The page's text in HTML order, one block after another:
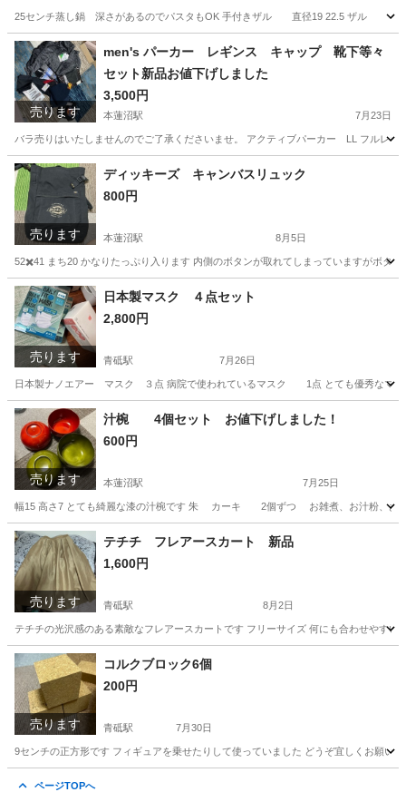
25センチ蒸し鍋 深さがあるのでパスタもOK 手付きザル 直径19 22.5 ザ
東京 板橋区 本蓮沼駅
売ります
men's パーカー レギンス キャップ 靴下等々
セット新品お値下げしました
3,500円
本蓮沼駅 7月23日
バラ売りはいたしませんのでご了承くださいませ。 アクティブパーカー LL フル
東京 板橋区 本蓮沼駅 服/ファッション レギンス
売ります
ディッキーズ キャンバスリュック
800円
本蓮沼駅 8月5日
52✖️41 まち20 かなりたっぷり入ります 内側のボタンが取れてしまっていますがボタ
東京 板橋区 本蓮沼駅 その他 キャンバス
売ります
日本製マスク ４点セット
2,800円
青砥駅 7月26日
日本製ナノエアー マスク ３点 病院で使われているマスク 1点 とても優秀なマス
東京 葛飾区 青砥駅 家庭用品 マスク
売ります
汁椀 4個セット お値下げしました！
600円
本蓮沼駅 7月25日
幅15 高さ7 とても綺麗な漆の汁椀です 朱 カーキ 2個ずつ お雑煮、お汁粉、おう
東京 板橋区 本蓮沼駅 お雑煮
売ります
テチチ フレアースカート 新品
1,600円
青砥駅 8月2日
テチチの光沢感のある素敵なフレアースカートです フリーサイズ 何にも合わせやす
東京 葛飾区 青砥駅 スカート
売ります
コルクブロック6個
200円
青砥駅 7月30日
9センチの正方形です フィギュアを乗せたりして使っていました どうぞ宜しくお願い致
ページTOPへ